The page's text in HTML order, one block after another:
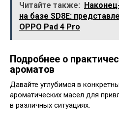
Читайте также:
на базе SD8E:
OPPO Pad 4 Pro
Подробнее о
ароматов
Давайте углубимся в
ароматических масел для
в различных ситуациях: